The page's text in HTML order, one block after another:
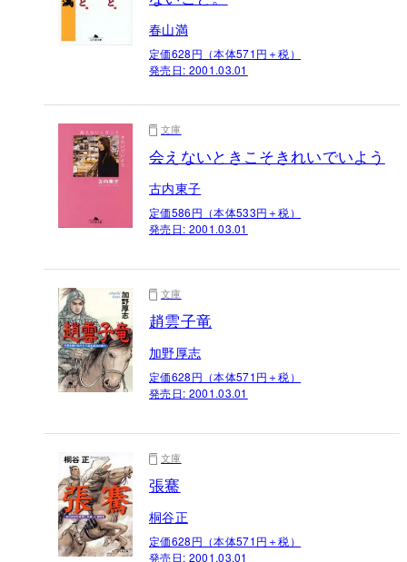
春山満
定価628円（本体571円＋税）
発売日: 2001.03.01
文庫
会えないときこそきれいでいよう
古内東子
定価586円（本体533円＋税）
発売日: 2001.03.01
文庫
趙雲子竜
加野厚志
定価628円（本体571円＋税）
発売日: 2001.03.01
文庫
張騫
桐谷正
定価628円（本体571円＋税）
発売日: 2001.03.01